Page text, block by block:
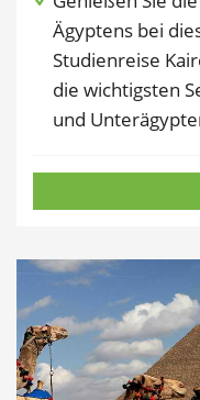
Ägyptens bei
Studienreise
die wichtigsten
und